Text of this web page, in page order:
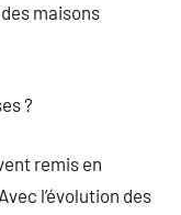
maisons
?
remis en
l’évolution des